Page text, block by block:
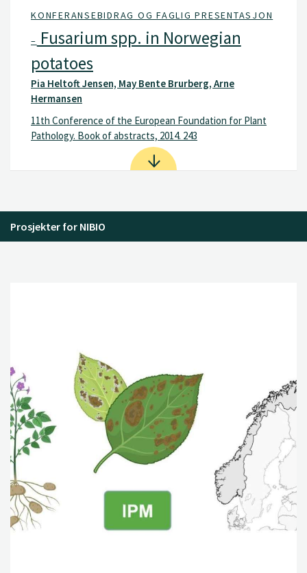
KONFERANSEBIDRAG OG FAGLIG PRESENTASJON
– Fusarium spp. in Norwegian
potatoes
Pia Heltoft Jensen, May Bente Brurberg, Arne
Hermansen
11th Conference of the European Foundation for Plant
Pathology. Book of abstracts, 2014. 243
Prosjekter for NIBIO